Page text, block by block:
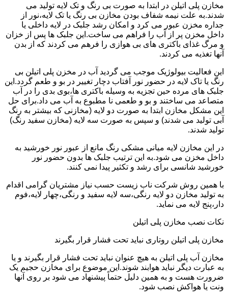
مخازن پلی اتیلن در ابتدا به صورت بی رنگ و تک لایه تولید می
شدند.به علت نیمه شفاف بودن مخازن بی رنگ یا تک لایه،نور از
جداره مخزن عبور می کرد و امکان رشد جلبک در لایه داخلی یا
داخل مخزن پر از آب را فراهم می ساخت.این جلبک ها پس از خزان
و مرگ غذای باکتری های بی هوازی را فرهم می کردند که از بدن
آنها تغذیه می کردند.
این فعالیت بیولوژیک موجب می گردید آب در مخزن پلی اتیلن بی
رنگ یا تاک لایه در حضور نور آفتاب دچار تغییر در بو و طعم گردد.این
جلبک های مرده حین تجزیه به وسیله باکتری ها،بوی بدی را در آب
متصاعد می ساختند و بو و طعمی نا مطبوع به آب می داد.برای حل
این مشکل مخازن ابتدا به صورت دو لایه (مخازنی که بیشتر به رنگ
آبی تولید می شدند) و سپس به صورت سه لایه (مخازن سفید رنگ)
تولید شدند.
در این مخازن لایه میانی مشکی رنگ مانع از عبور نور خورشید به
داخل مخزن می شود.به این ترتیب جلبک ها بدون حضور نور
خورشید شانسی برای رشد و تکثیر پیدا نمی کنند.
با همین روش شرکت ناب زیست حسب نیاز مشتریان گرامی اقدام
به تولید مخازن دو لایه رنگی،سه لایه سفید و رنگی،چهار لایه،فوم
دار،پنج لایه می نماید.
نکات نصب مخازن پلی اتیلن
مخازن پلی اتیلن روتاری نباید تحت فشار قرار بگیرند
مخازن آب پلی اتیلن به هیچ عنوان نباید تحت فشار قرار بگیرند و یا
به عبارت دیگر نباید هوابند شوند.این موضوع برای مخازن حجیم یک
ضرورت هست و به همین دلیل حتماً پیشنهاد می شود بر روی آنها
ونت یا هواکش نصب شود.